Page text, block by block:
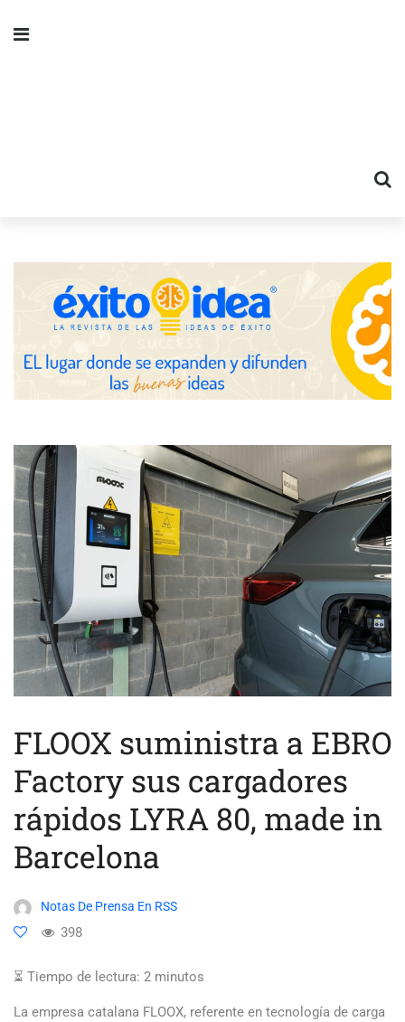
FLOOX suministra a EBRO
Factory sus cargadores
rápidos LYRA 80, made in
Barcelona
Notas De Prensa En RSS
398
⏳ Tiempo de lectura: 2 minutos
La empresa catalana FLOOX, referente en tecnología de carga